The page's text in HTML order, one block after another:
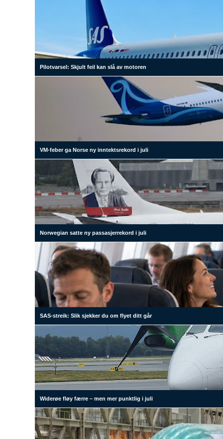
Pilotvarsel: Skjult feil kan slå av motoren
VM-feber ga Norse ny inntektsrekord i juli
Norwegian satte ny passasjerrekord i juli
SAS-streik: Slik sjekker du om flyet ditt går
Widerøe fløy færre – men mer punktlig i juli